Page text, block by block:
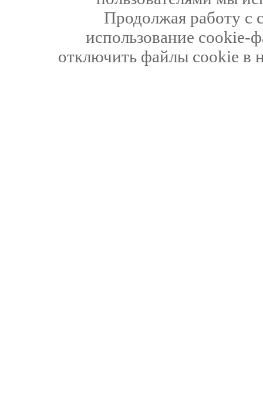
Продолжая работу с
использование cookie-
отключить файлы cookie в